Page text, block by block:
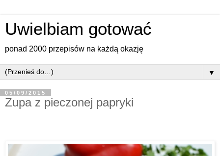
Uwielbiam gotować
ponad 2000 przepisów na każdą okazję
▼
05/09/2015
Zupa z pieczonej papryki